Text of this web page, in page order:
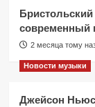
современный
2 месяца тому
Новости музыки
Джейсон